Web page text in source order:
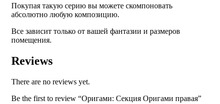
Покупая такую серию вы можете скомпоновать
абсолютно любую композицию.
Все зависит только от вашей фантазии и размеров
помещения.
Reviews
There are no reviews yet.
Be the first to review “Оригами: Секция Оригами правая”